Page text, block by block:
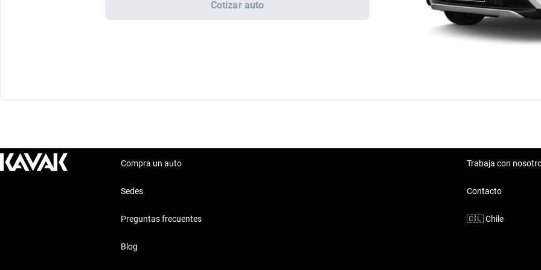
Cotizar auto
Compra un auto
Sedes
Preguntas frecuentes
Blog
Trabaja con
Contacto
🇨🇱Chile